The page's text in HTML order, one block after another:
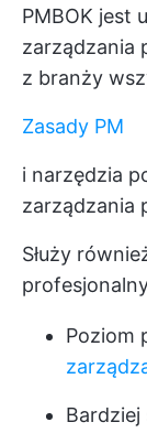
PMBOK jest
zarządzania
z branży
Zasady PM
i narzędzia
zarządzania
Służy
Poziom